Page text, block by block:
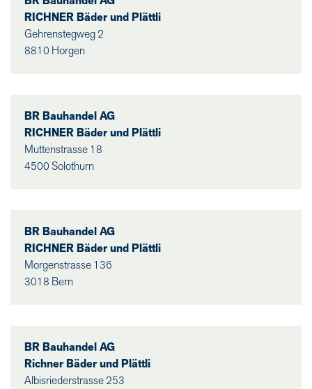
RICHNER Bäder und Plättli
Gehrenstegweg 2
8810 Horgen
BR Bauhandel AG
RICHNER Bäder und Plättli
Muttenstrasse 18
4500 Solothurn
BR Bauhandel AG
RICHNER Bäder und Plättli
Morgenstrasse 136
3018 Bern
BR Bauhandel AG
Richner Bäder und Plättli
Albisriederstrasse 253